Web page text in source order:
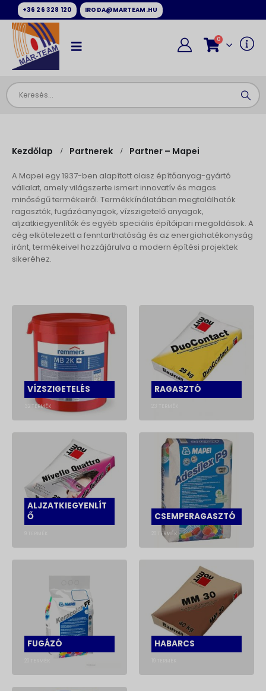
+36 26 328 120 IRODA@MARTEAM.HU
0
Kezdőlap Partnerek Partner – Mapei
A Mapei egy 1937-ben alapított olasz építőanyag-gyártó
vállalat, amely világszerte ismert innovatív és magas
minőségű termékeiről. Termékkínálatában megtalálhatók
ragasztók, fugázóanyagok, vízszigetelő anyagok,
aljzatkiegyenlítők és egyéb speciális építőipari megoldások. A
cég elkötelezett a fenntarthatóság és az energiahatékonyság
iránt, termékeivel hozzájárulva a modern építési projektek
sikeréhez.
VÍZSZIGETELÉS
TERMÉK
RAGASZTÓ
ALJZATKIEGYENLÍT
Ő
CSEMPERAGASZTÓ
TERMÉK
FUGÁZÓ HABARCS